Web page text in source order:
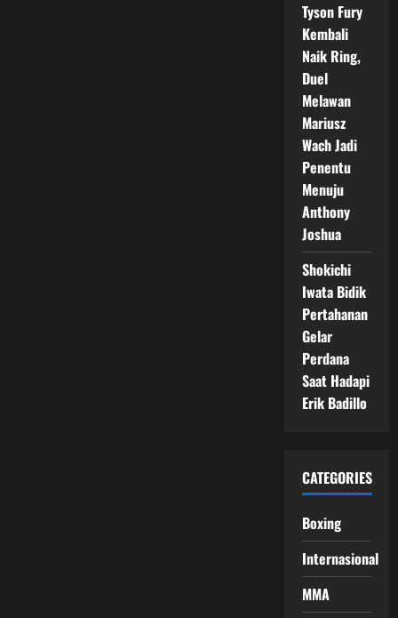
Tyson Fury
Kembali
Naik Ring,
Duel
Melawan
Mariusz
Wach Jadi
Penentu
Menuju
Anthony
Joshua
Shokichi
Iwata Bidik
Pertahanan
Gelar
Perdana
Saat Hadapi
Erik Badillo
CATEGORIES
Boxing
Internasional
MMA